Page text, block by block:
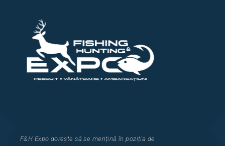
F&H Expo dorește să se mențină în poziția de